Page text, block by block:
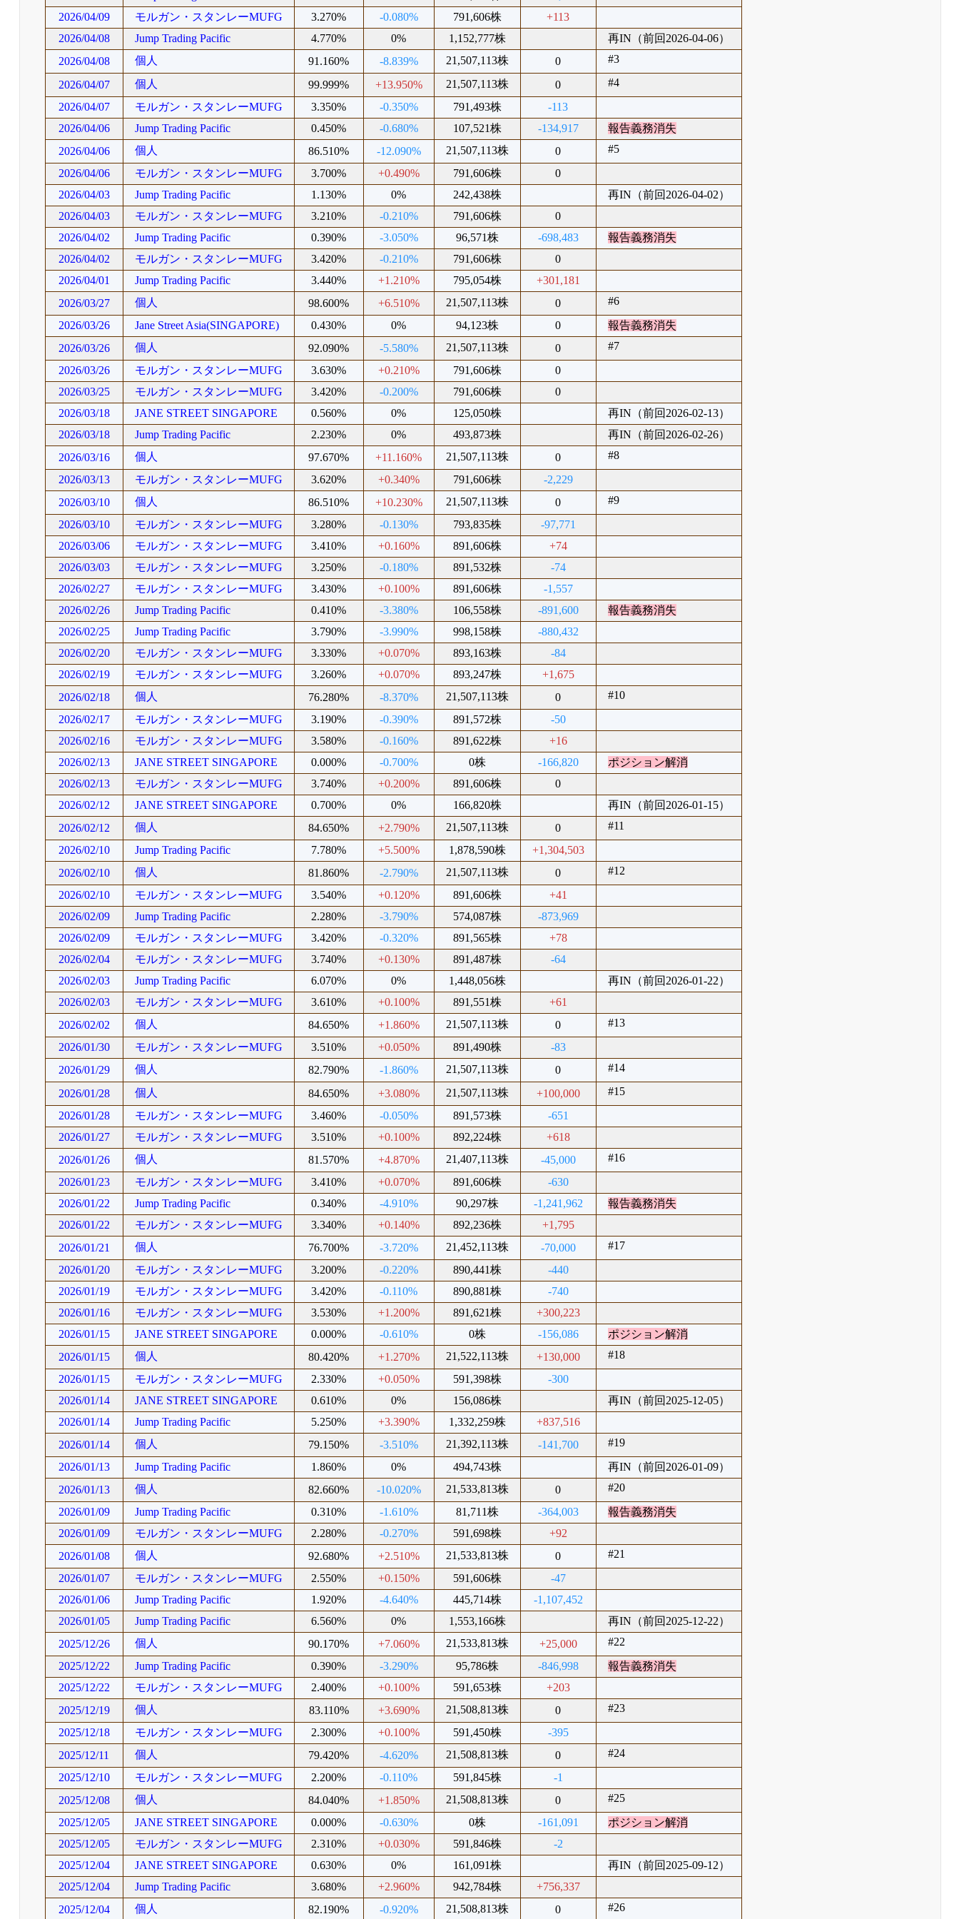
2026/04/09
モルガン・スタンレーMUFG 3.270% -0.080% 791,606株
+113
2026/04/08
Jump Trading Pacific 4.770% 0% 1,152,777株
再IN（前回2026-04-06）
2026/04/08
個人 91.160% -8.839% 21,507,113株 0 #3
2026/04/07 個人 99.999% +13.950% 21,507,113株 0
#4
2026/04/07
モルガン・スタンレーMUFG 3.350% -0.350% 791,493株
-113
2026/04/06
Jump Trading Pacific 0.450% -0.680% 107,521株 -134,917
報告義務消失
2026/04/06
個人 86.510% -12.090% 21,507,113株 0
#5
2026/04/06
モルガン・スタンレーMUFG 3.700% +0.490% 791,606株
0
2026/04/03
Jump Trading Pacific 1.130% 0% 242,438株
再IN（前回2026-04-02）
2026/04/03
モルガン・スタンレーMUFG 3.210% -0.210% 791,606株
0
2026/04/02
Jump Trading Pacific 0.390% -3.050% 96,571株 -698,483
報告義務消失
2026/04/02
モルガン・スタンレーMUFG 3.420% -0.210% 791,606株
0
2026/04/01
Jump Trading Pacific 3.440% +1.210% 795,054株
+301,181
2026/03/27
個人 98.600% +6.510% 21,507,113株 0
#6
2026/03/26
Jane Street Asia(SINGAPORE) 0.430% 0% 94,123株 0
報告義務消失
2026/03/26
個人 92.090% -5.580% 21,507,113株 0
#7
2026/03/26
モルガン・スタンレーMUFG 3.630% +0.210% 791,606株
0
2026/03/25
モルガン・スタンレーMUFG 3.420% -0.200% 791,606株
0
2026/03/18
JANE STREET SINGAPORE 0.560% 0% 125,050株
再IN（前回2026-02-13）
2026/03/18
Jump Trading Pacific 2.230% 0% 493,873株
再IN（前回2026-02-26）
2026/03/16
個人 97.670% +11.160% 21,507,113株 0
#8
2026/03/13
モルガン・スタンレーMUFG 3.620% +0.340% 791,606株
-2,229
2026/03/10
個人 86.510% +10.230% 21,507,113株 0
#9
2026/03/10
モルガン・スタンレーMUFG 3.280% -0.130% 793,835株
-97,771
2026/03/06
モルガン・スタンレーMUFG 3.410% +0.160% 891,606株
+74
2026/03/03
モルガン・スタンレーMUFG 3.250% -0.180% 891,532株
-74
2026/02/27
モルガン・スタンレーMUFG 3.430% +0.100% 891,606株
-1,557
2026/02/26
Jump Trading Pacific 0.410% -3.380% 106,558株 -891,600
報告義務消失
2026/02/25
Jump Trading Pacific 3.790% -3.990% 998,158株
-880,432
2026/02/20
モルガン・スタンレーMUFG 3.330% +0.070% 893,163株
-84
2026/02/19
モルガン・スタンレーMUFG 3.260% +0.070% 893,247株
+1,675
2026/02/18
個人 76.280% -8.370% 21,507,113株 0
#10
2026/02/17
モルガン・スタンレーMUFG 3.190% -0.390% 891,572株
-50
2026/02/16
モルガン・スタンレーMUFG 3.580% -0.160% 891,622株
+16
2026/02/13
JANE STREET SINGAPORE 0.000% -0.700% 0株 -166,820
ポジション解消
2026/02/13
モルガン・スタンレーMUFG 3.740% +0.200% 891,606株
0
2026/02/12
JANE STREET SINGAPORE 0.700% 0% 166,820株
再IN（前回2026-01-15）
2026/02/12
個人 84.650% +2.790% 21,507,113株 0
#11
2026/02/10
Jump Trading Pacific 7.780% +5.500% 1,878,590株
+1,304,503
2026/02/10
個人 81.860% -2.790% 21,507,113株 0
#12
2026/02/10
モルガン・スタンレーMUFG 3.540% +0.120% 891,606株
+41
2026/02/09
Jump Trading Pacific 2.280% -3.790% 574,087株
-873,969
2026/02/09
モルガン・スタンレーMUFG 3.420% -0.320% 891,565株
+78
2026/02/04
モルガン・スタンレーMUFG 3.740% +0.130% 891,487株
-64
2026/02/03
Jump Trading Pacific 6.070% 0% 1,448,056株
再IN（前回2026-01-22）
2026/02/03
モルガン・スタンレーMUFG 3.610% +0.100% 891,551株
+61
2026/02/02
個人 84.650% +1.860% 21,507,113株 0
#13
2026/01/30
モルガン・スタンレーMUFG 3.510% +0.050% 891,490株
-83
2026/01/29
個人 82.790% -1.860% 21,507,113株 0 #14
2026/01/28 個人 84.650% +3.080% 21,507,113株 +100,000
#15
2026/01/28
モルガン・スタンレーMUFG 3.460% -0.050% 891,573株
-651
2026/01/27
モルガン・スタンレーMUFG 3.510% +0.100% 892,224株
+618
2026/01/26
個人 81.570% +4.870% 21,407,113株 -45,000
#16
2026/01/23
モルガン・スタンレーMUFG 3.410% +0.070% 891,606株
-630
2026/01/22
Jump Trading Pacific 0.340% -4.910% 90,297株 -1,241,962
報告義務消失
2026/01/22
モルガン・スタンレーMUFG 3.340% +0.140% 892,236株
+1,795
2026/01/21
個人 76.700% -3.720% 21,452,113株 -70,000
#17
2026/01/20
モルガン・スタンレーMUFG 3.200% -0.220% 890,441株
-440
2026/01/19
モルガン・スタンレーMUFG 3.420% -0.110% 890,881株
-740
2026/01/16
モルガン・スタンレーMUFG 3.530% +1.200% 891,621株
+300,223
2026/01/15
JANE STREET SINGAPORE 0.000% -0.610% 0株 -156,086
ポジション解消
2026/01/15
個人 80.420% +1.270% 21,522,113株 +130,000
#18
2026/01/15
モルガン・スタンレーMUFG 2.330% +0.050% 591,398株
-300
2026/01/14
JANE STREET SINGAPORE 0.610% 0% 156,086株
再IN（前回2025-12-05）
2026/01/14
Jump Trading Pacific 5.250% +3.390% 1,332,259株
+837,516
2026/01/14
個人 79.150% -3.510% 21,392,113株 -141,700
#19
2026/01/13
Jump Trading Pacific 1.860% 0% 494,743株
再IN（前回2026-01-09）
2026/01/13
個人 82.660% -10.020% 21,533,813株 0
#20
2026/01/09
Jump Trading Pacific 0.310% -1.610% 81,711株 -364,003
報告義務消失
2026/01/09
モルガン・スタンレーMUFG 2.280% -0.270% 591,698株
+92
2026/01/08
個人 92.680% +2.510% 21,533,813株 0
#21
2026/01/07
モルガン・スタンレーMUFG 2.550% +0.150% 591,606株
-47
2026/01/06
Jump Trading Pacific 1.920% -4.640% 445,714株
-1,107,452
2026/01/05
Jump Trading Pacific 6.560% 0% 1,553,166株
再IN（前回2025-12-22）
2025/12/26
個人 90.170% +7.060% 21,533,813株 +25,000
#22
2025/12/22
Jump Trading Pacific 0.390% -3.290% 95,786株 -846,998
報告義務消失
2025/12/22
モルガン・スタンレーMUFG 2.400% +0.100% 591,653株
+203
2025/12/19
個人 83.110% +3.690% 21,508,813株 0
#23
2025/12/18
モルガン・スタンレーMUFG 2.300% +0.100% 591,450株
-395
2025/12/11
個人 79.420% -4.620% 21,508,813株 0
#24
2025/12/10
モルガン・スタンレーMUFG 2.200% -0.110% 591,845株
-1
2025/12/08
個人 84.040% +1.850% 21,508,813株 0
#25
2025/12/05
JANE STREET SINGAPORE 0.000% -0.630% 0株 -161,091
ポジション解消
2025/12/05
モルガン・スタンレーMUFG 2.310% +0.030% 591,846株
-2
2025/12/04
JANE STREET SINGAPORE 0.630% 0% 161,091株
再IN（前回2025-09-12）
2025/12/04
Jump Trading Pacific 3.680% +2.960% 942,784株
+756,337
2025/12/04
個人 82.190% -0.920% 21,508,813株 0 #26